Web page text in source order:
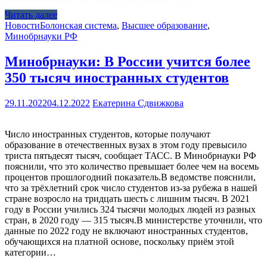
Читать далее
НовостиБолонская система, Высшее образование,
Минобрнауки РФ
Минобрнауки: В России учится более
350 тысяч иностранных студентов
29.11.202204.12.2022 Екатерина Сдвижкова
Число иностранных студентов, которые получают
образование в отечественных вузах в этом году превысило
триста пятьдесят тысяч, сообщает ТАСС. В Минобрнауки РФ
пояснили, что это количество превышает более чем на восемь
процентов прошлогодний показатель.В ведомстве пояснили,
что за трёхлетний срок число студентов из-за рубежа в нашей
стране возросло на тридцать шесть с лишним тысяч. В 2021
году в России учились 324 тысячи молодых людей из разных
стран, в 2020 году — 315 тысяч.В министерстве уточнили, что
данные по 2022 году не включают иностранных студентов,
обучающихся на платной основе, поскольку приём этой
категории…